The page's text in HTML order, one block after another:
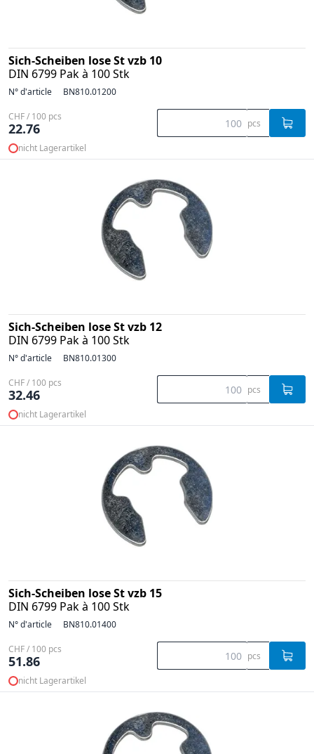
Sich-Scheiben lose St vzb 10
DIN 6799 Pak à 100 Stk
N° d'article BN810.01200
CHF / 100 pcs
22.76 pcs
nicht Lagerartikel
Sich-Scheiben lose St vzb 12
DIN 6799 Pak à 100 Stk
N° d'article BN810.01300
CHF / 100 pcs
32.46 pcs
nicht Lagerartikel
Sich-Scheiben lose St vzb 15
DIN 6799 Pak à 100 Stk
N° d'article BN810.01400
CHF / 100 pcs
51.86 pcs
nicht Lagerartikel